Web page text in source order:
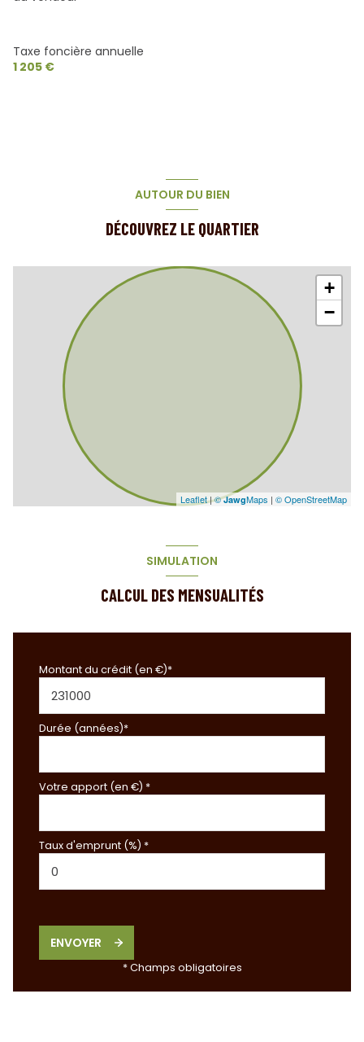
Taxe foncière annuelle
1 205 €
AUTOUR DU BIEN
DÉCOUVREZ LE QUARTIER
+
−
Leaflet|©JawgMaps | © OpenStreetMap
SIMULATION
CALCUL DES MENSUALITÉS
Montant du crédit (en €)*
Durée (années)*
Votre apport (en €) *
Taux d'emprunt (%) *
ENVOYER
* Champs obligatoires